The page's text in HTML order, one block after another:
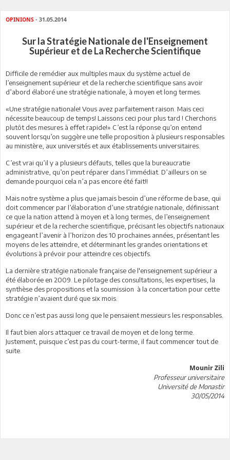
OPINIONS - 31.05.2014
Sur la Stratégie Nationale de l'Enseignement
Supérieur et de La Recherche Scientifique
Difficile de remédier aux multiples maux du système actuel de
l’enseignement supérieur et de la recherche scientifique sans avoir
d’abord élaboré une stratégie nationale, à moyen et long termes.
«Une stratégie nationale! Vous avez parfaitement raison. Mais ceci
nécessite beaucoup de temps! Laissons ceci pour plus tard ! Cherchons
plutôt des mesures à effet rapide!» C’est la réponse qu’on entend
souvent lorsqu’on suggère une telle proposition à plusieurs responsables
au ministère, aux universités et aux établissements universitaires.
C’est vrai qu’il y a plusieurs défauts, telles que la bureaucratie
administrative, qu’on peut réparer dans l’immédiat. D’ailleurs on se
demande pourquoi cela n’a pas encore été fait!!
Mais notre système a plus que jamais besoin d’une réforme de base, qui
doit commencer par l’élaboration d’une stratégie nationale, définissant
ce que la nation attend à moyen et à long termes, de l’enseignement
supérieur et de la recherche scientifique, précisant les objectifs nationaux
engageant l’avenir à l’horizon des 10 prochaines années, présentant les
moyens de les atteindre, et déterminant les grandes orientations et
évolutions à prévoir pour atteindre ces objectifs.
La dernière stratégie nationale française de l'enseignement supérieur a
été élaborée en 2009. Le pilotage des consultations, les expertises, la
synthèse des propositions et la soumission à la concertation pour cette
stratégie n’avaient duré que six mois.
Donc ce n’est pas aussi long que le pensaient messieurs les responsables.
Il faut bien alors attaquer ce travail de moyen et de long terme.
Justement, puisque c’est pas du court-terme, il faut commencer tout de
suite.
Mounir Zili
Professeur universitaire
Université de Monastir
30/05/2014